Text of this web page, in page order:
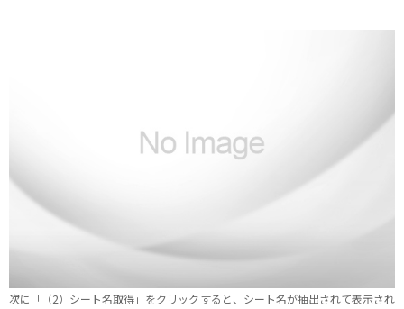
次に「（2）シート名取得」をクリックすると、シート名が抽出されて表示され